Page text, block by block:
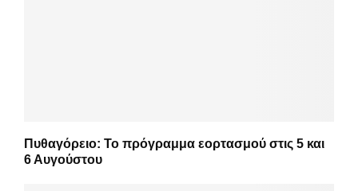
Πυθαγόρειο: Το πρόγραμμα εορτασμού στις 5 και
6 Αυγούστου